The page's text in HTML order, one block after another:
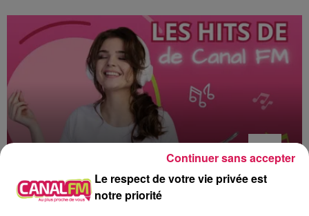
12h00 - 22h00
Le respect de votre vie privée est
notre priorité
Continuer sans accepter